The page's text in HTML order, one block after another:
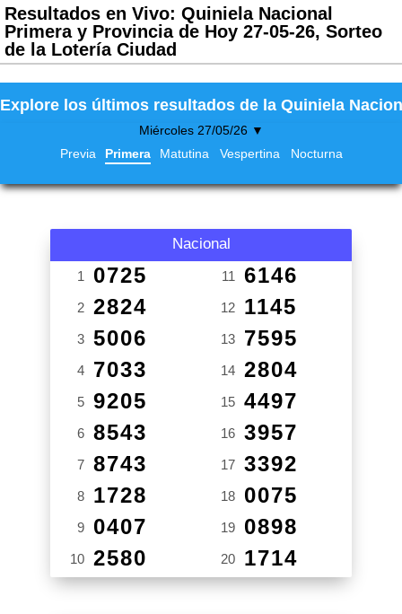
Resultados en Vivo: Quiniela Nacional
Primera y Provincia de Hoy 27-05-26, Sorteo
de la Lotería Ciudad
Explore los últimos resultados de la Quiniela
Miércoles 27/05/26 ▼
Previa
Primera Matutina Vespertina Nocturna
Nacional
1 0725
2 2824
3 5006
4 7033
5 9205
6 8543
7 8743
8 1728
9 0407
10 2580
11 6146
12 1145
13 7595
14 2804
15 4497
16 3957
17 3392
18 0075
19 0898
20 1714